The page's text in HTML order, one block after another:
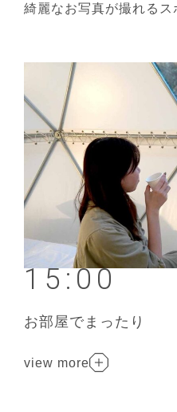
綺麗なお写真が撮れるス
15:00
お部屋でまったり
view more